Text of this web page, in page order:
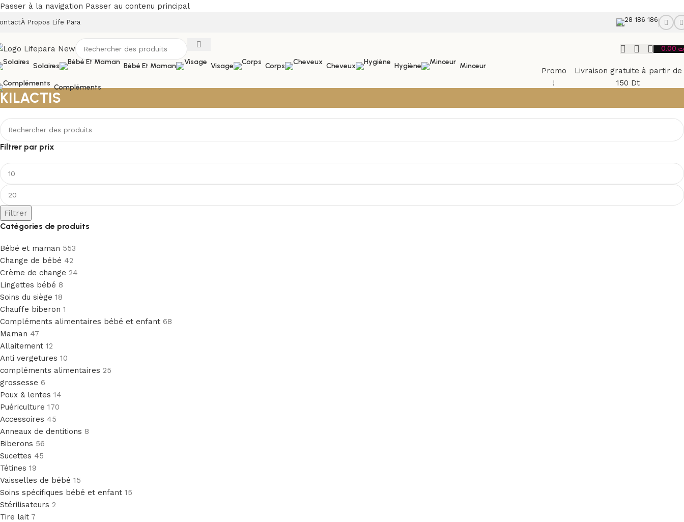
Passer à la navigation Passer au contenu principal
À Propos Life Para 28 186 186
Solaires
Bébé Et Maman Visage Corps Cheveux Hygiène Minceur
Compléments
Promo
!
Livraison gratuite à partir de
150 Dt
KILACTIS
Filtrer par prix
Filtrer
Catégories de produits
Bébé et maman 553
Change de bébé 42
Crème de change 24
Lingettes bébé 8
Soins du siège 18
Chauffe biberon 1
Compléments alimentaires bébé et enfant 68
Maman 47
Allaitement 12
Anti vergetures 10
compléments alimentaires 25
grossesse 6
Poux & lentes 14
Puériculture 170
Accessoires 45
Anneaux de dentitions 8
Biberons 56
Sucettes 45
Tétines 19
Vaisselles de bébé 15
Soins spécifiques bébé et enfant 15
Stérilisateurs 2
Tire lait 7